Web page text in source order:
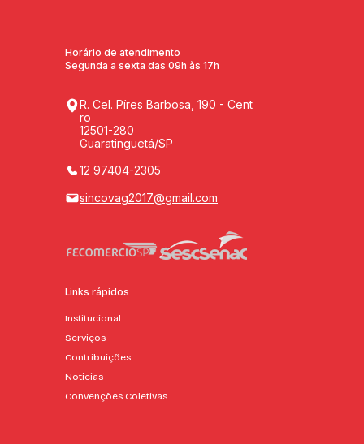
Horário de atendimento
Segunda a sexta das 09h às 17h
R. Cel. Píres Barbosa, 190 - Cent
ro
12501-280
Guaratinguetá/SP
12 97404-2305
sincovag2017@gmail.com
Links rápidos
Institucional
Serviços
Contribuições
Notícias
Convenções Coletivas